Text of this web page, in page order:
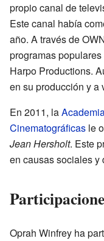
propio canal de
Este canal había
año. A través de
programas
Harpo Productions.
en su producción y a
En 2011, la
Cinematográficas le
Jean Hersholt. Este
en causas sociales y
Oprah Winfrey ha